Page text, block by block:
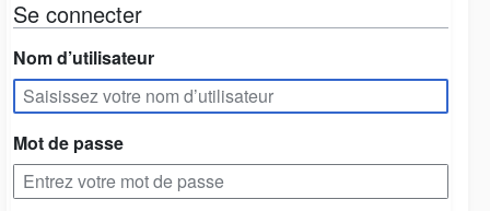
Se connecter
Nom d’utilisateur
Mot de passe